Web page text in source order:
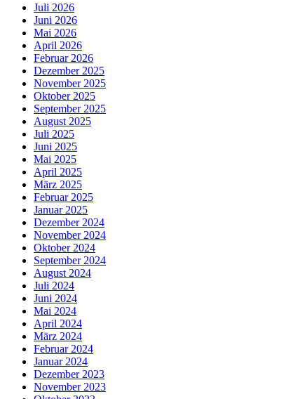
Juli 2026
Juni 2026
Mai 2026
April 2026
Februar 2026
Dezember 2025
November 2025
Oktober 2025
September 2025
August 2025
Juli 2025
Juni 2025
Mai 2025
April 2025
März 2025
Februar 2025
Januar 2025
Dezember 2024
November 2024
Oktober 2024
September 2024
August 2024
Juli 2024
Juni 2024
Mai 2024
April 2024
März 2024
Februar 2024
Januar 2024
Dezember 2023
November 2023